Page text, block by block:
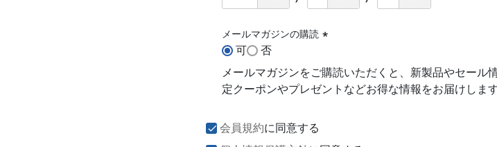
メールマガジンの購読
須)
可
否
メールマガジンをご購読いただくと、新製品やセール
定クーポンやプレゼントなどお得な情報をお届けします
会員規約に同意する